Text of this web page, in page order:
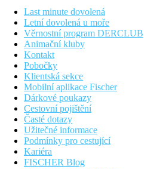
Pláž
Plážová dovolená
Bazény
Lehátka a slunečníky u bazénu zdarma
Dětský bazén
Bar u bazénu
Fotogalerie
Last minute dovolená
Letní dovolená u moře
Věrnostní program DERCLUB
Animační kluby
Kontakt
Pobočky
Klientská sekce
Mobilní aplikace Fischer
Dárkové poukazy
Cestovní pojištění
Časté dotazy
Užitečné informace
Podmínky pro cestující
Kariéra
FISCHER Blog